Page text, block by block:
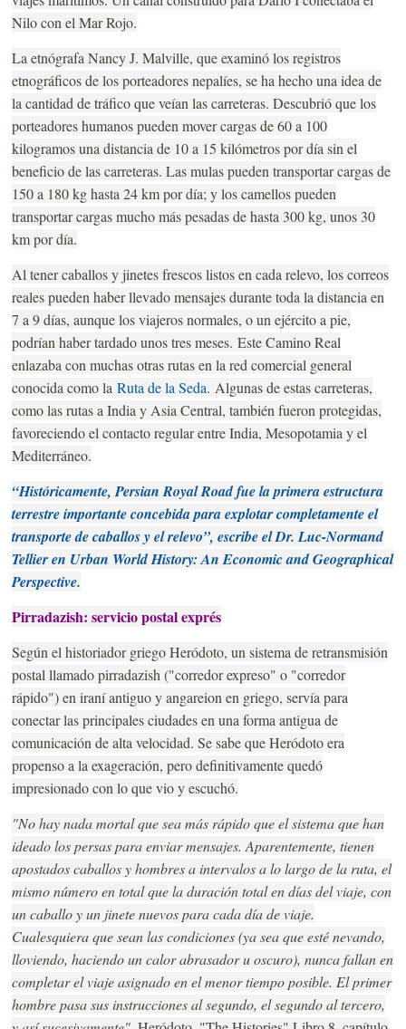
Nilo con el Mar Rojo.
La etnógrafa Nancy J. Malville, que examinó los registros
etnográficos de los porteadores nepalíes, se ha hecho una idea de
la cantidad de tráfico que veían las carreteras. Descubrió que los
porteadores humanos pueden mover cargas de 60 a 100
kilogramos una distancia de 10 a 15 kilómetros por día sin el
beneficio de las carreteras. Las mulas pueden transportar cargas de
150 a 180 kg hasta 24 km por día; y los camellos pueden
transportar cargas mucho más pesadas de hasta 300 kg, unos 30
km por día.
Al tener caballos y jinetes frescos listos en cada relevo, los correos
reales pueden haber llevado mensajes durante toda la distancia en
7 a 9 días, aunque los viajeros normales, o un ejército a pie,
podrían haber tardado unos tres meses.Este Camino Real
enlazaba con muchas otras rutas en la red comercial general
conocida como laRuta de la Seda.Algunas de estas carreteras,
como las rutas a India y Asia Central, también fueron protegidas,
favoreciendo el contacto regular entre India, Mesopotamia y el
Mediterráneo.
“Históricamente, Persian Royal Road fue la primera estructura
terrestre importante concebida para explotar completamente el
transporte de caballos y el relevo”, escribe el Dr. Luc-Normand
Tellier en Urban World History: An Economic and Geographical
Perspective.
Pirradazish: servicio postal exprés
Según el historiador griego Heródoto, un sistema de retransmisión
postal llamado pirradazish ("corredor expreso" o "corredor
rápido") en iraní antiguo y angareion en griego, servía para
conectar las principales ciudades en una forma antigua de
comunicación de alta velocidad. Se sabe que Heródoto era
propenso a la exageración, pero definitivamente quedó
impresionado con lo que vio y escuchó.
"No hay nada mortal que sea más rápido que el sistema que han
ideado los persas para enviar mensajes. Aparentemente, tienen
apostados caballos y hombres a intervalos a lo largo de la ruta, el
mismo número en total que la duración total en días del viaje, con
un caballo y un jinete nuevos para cada día de viaje.
Cualesquiera que sean las condiciones (ya sea que esté nevando,
lloviendo, haciendo un calor abrasador u oscuro), nunca fallan en
completar el viaje asignado en el menor tiempo posible. El primer
hombre pasa sus instrucciones al segundo, el segundo al tercero,